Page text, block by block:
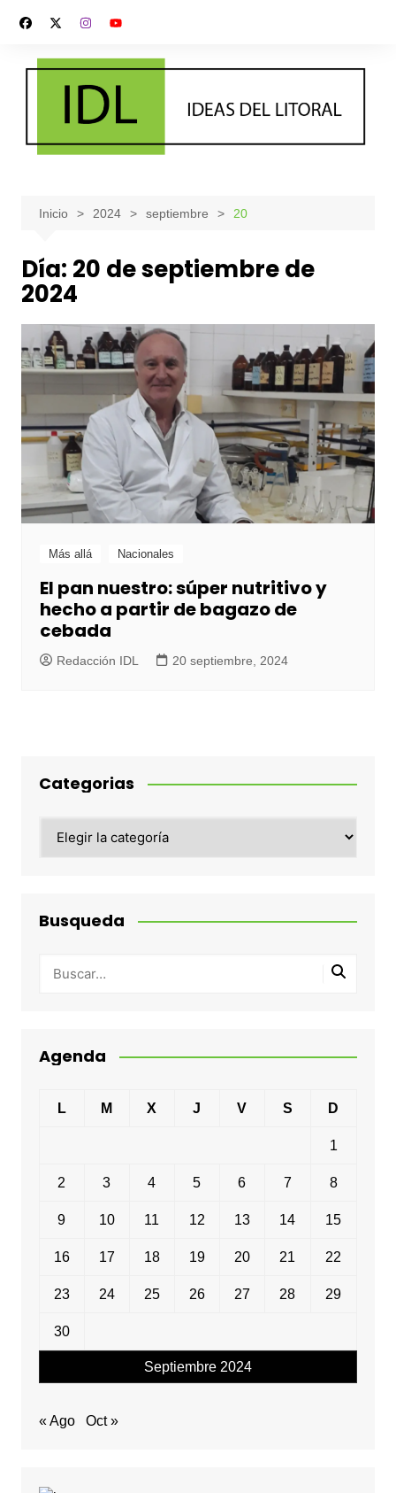
contenido
Inicio 2024 septiembre 20
Día: 20 de septiembre de
2024
Más allá Nacionales
El pan nuestro: súper nutritivo y
hecho a partir de bagazo de
cebada
Redacción IDL 20 septiembre, 2024
Categorias
Busqueda
Agenda
Septiembre 2024
L M X J V S D
1
2 3 4 5 6 7 8
9 10 11 12 13 14 15
16 17 18 19 20 21 22
23 24 25 26 27 28 29
30
« Ago Oct »